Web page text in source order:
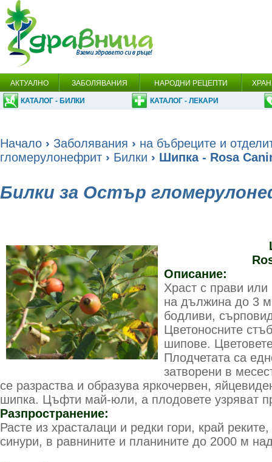
АКТУАЛНО ЗАБОЛЯВАНИЯ НАРОДНИ РЕЦЕПТИ
КАТАЛОГ - БИЛКИ КАТАЛОГ - ЛЕКАРИ
Начало › Заболявания › на бъбреците и
гломерулонефрит › Билки › Шипка - Rosa
Билки за Остър
Описание:
Храст с прави или
на дължина до 3 м
бодливи,
Цветоносните
шипове.
Плодчетата са
затворени в
се разраства и образува яркочервен,
шипка. Цъфти май-юли, а плодовете узряват
Разпространение:
Расте из храсталаци и редки гори, край
синури, в равнините и планините до 2000 м